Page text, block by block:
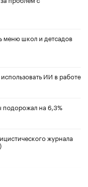
меню школ и детсадов
ИИ в работе
на 6,3%
журнала